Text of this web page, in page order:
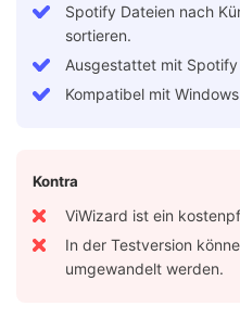
Spotify Dateien nach
sortieren.
Ausgestattet mit
Kompatibel mit
Kontra
ViWizard ist ein
In der Testversion
umgewandelt werden.